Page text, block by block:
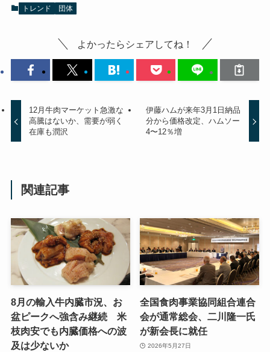
トレンド 団体
よかったらシェアしてね！
12月牛肉マーケット急激な
高騰はないか、需要が弱く
在庫も潤沢
伊藤ハムが来年3月1日納品
分から価格改定、ハムソー
4〜12％増
関連記事
8月の輸入牛内臓市況、お
盆ピークへ強含み継続 米
枝肉安でも内臓価格への波
及は少ないか
全国食肉事業協同組合連合
会が通常総会、二川隆一氏
が新会長に就任
2026年5月27日